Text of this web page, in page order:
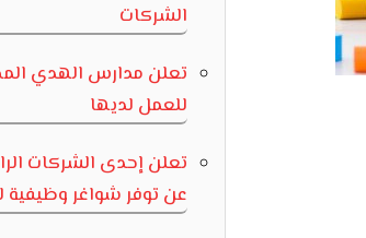
الشركات
تعلن مدارس الهدي
للعمل لديها
تعلن إحدى الشركات
عن توفر شواغر وظيفية